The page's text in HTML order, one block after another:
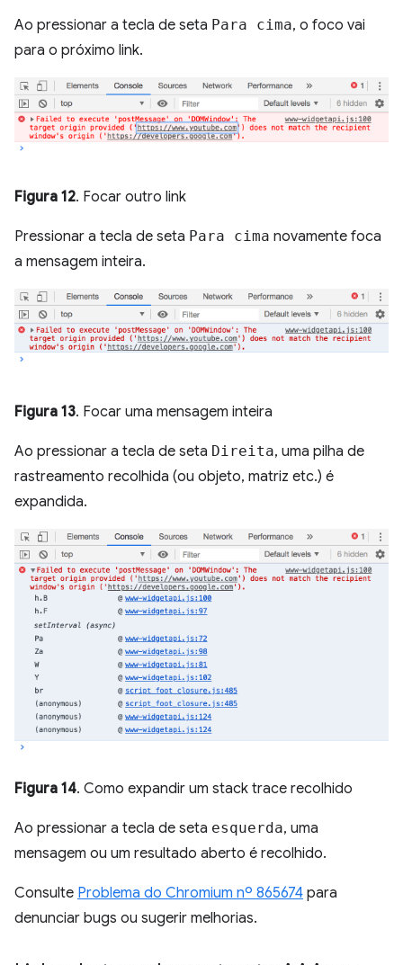
Ao pressionar a tecla de seta Para cima, o foco vai
para o próximo link.
Figura 12. Focar outro link
Pressionar a tecla de seta Para cima novamente foca
a mensagem inteira.
Figura 13. Focar uma mensagem inteira
Ao pressionar a tecla de seta Direita, uma pilha de
rastreamento recolhida (ou objeto, matriz etc.) é
expandida.
Figura 14. Como expandir um stack trace recolhido
Ao pressionar a tecla de seta esquerda, uma
mensagem ou um resultado aberto é recolhido.
Consulte Problema do Chromium nº 865674 para
denunciar bugs ou sugerir melhorias.